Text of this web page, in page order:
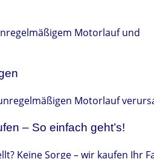
Motorlauf und
Motorlauf
– So einfach geht’s!
Keine Sorge – wir kaufen Ihr